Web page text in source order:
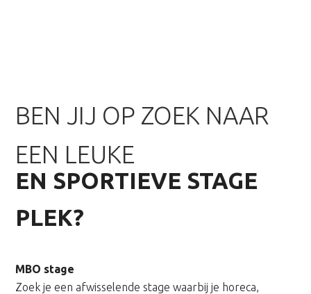
BEN JIJ OP ZOEK NAAR
EEN LEUKE
EN SPORTIEVE STAGE
PLEK?
MBO stage
Zoek je een afwisselende stage waarbij je horeca,